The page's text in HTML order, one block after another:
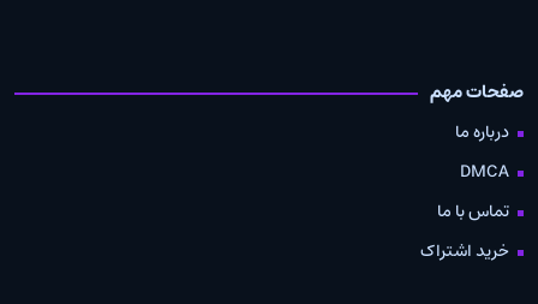
صفحات مهم
درباره ما
DMCA
تماس با ما
خرید اشتراک